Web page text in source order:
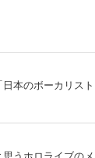
本のボーカリスト